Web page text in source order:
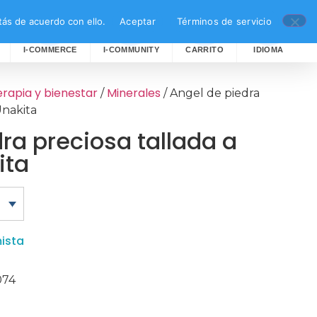
I-COMMERCE I-COMMUNITY CARRITO IDIOMA
y bienestar / Minerales / Angel de piedra
preciosa tallada a
de acuerdo con ello. Aceptar Términos de servicio